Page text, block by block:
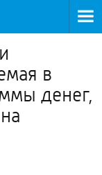
в
денег,